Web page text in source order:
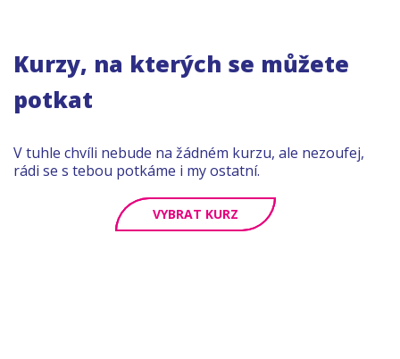
Kurzy, na kterých se můžete
potkat
V tuhle chvíli nebude na žádném kurzu, ale nezoufej,
rádi se s tebou potkáme i my ostatní.
VYBRAT KURZ